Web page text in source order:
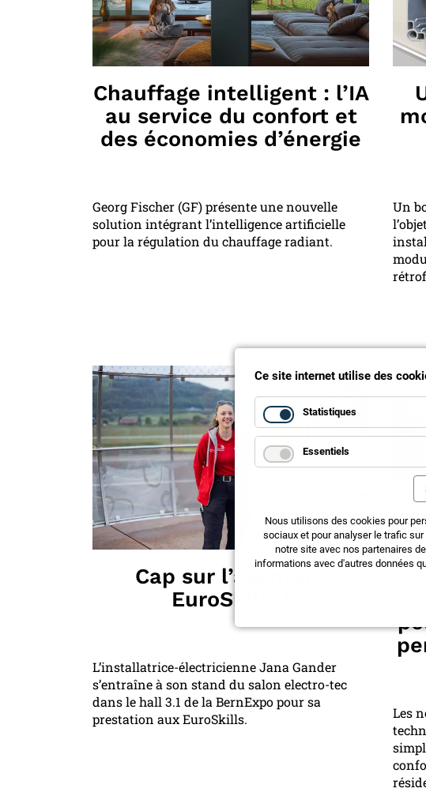
Chauffage intelligent : l’IA
au service du confort et
des économies d’énergie
Georg Fischer (GF) présente une nouvelle
solution intégrant l’intelligence artificielle
pour la régulation du chauffage radiant.
Un
Cap sur l’aventure
EuroSkills !
L’installatrice-électricienne Jana Gander
s’entraîne à son stand du salon electro-tec
dans le hall 3.1 de la BernExpo pour sa
prestation aux EuroSkills.
Les
Ce site internet utilise des
Statistiques
Essentiels
Nous utilisons des cookies pour
sociaux et pour analyser le trafic
notre site avec nos partenaires
informations avec d'autres données